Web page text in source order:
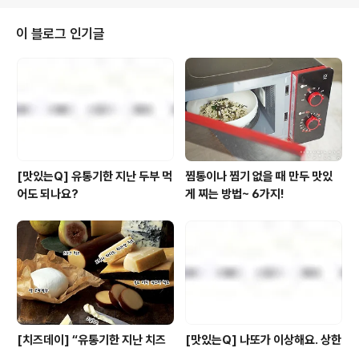
형 있게 배합해 다양한 영양을 담백한 맛으로 느낄 수 있는
것이 특징이고요. 여기에 바삭하게 구워낸 통곡물에 캐나
다산 메이플 시럽과 나한과를 더해 건강한 달콤함으로 맛
을 더했죠. 시중 그래놀라 대비 당을 80% 낮춘 제품으로,
누구나 가볍고 건강하게 즐길 수 있는 것이 특징인 ‘통그래
놀라 저당 귀리 앤 넛츠’ 현미..
이 블로그 인기글
[맛있는Q] 유통기한 지난 두부 먹
어도 되나요?
찜통이나 찜기 없을 때 만두 맛있
게 찌는 방법~ 6가지!
[치즈데이] “유통기한 지난 치즈
[맛있는Q] 나또가 이상해요. 상한